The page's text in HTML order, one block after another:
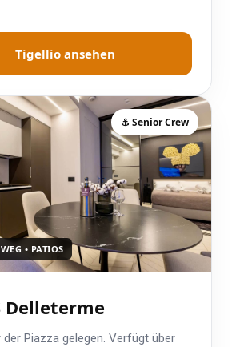
Tigellio ansehen
• PATIOS
⚓ Senior Crew
Delleterme
der Piazza gelegen. Verfügt über